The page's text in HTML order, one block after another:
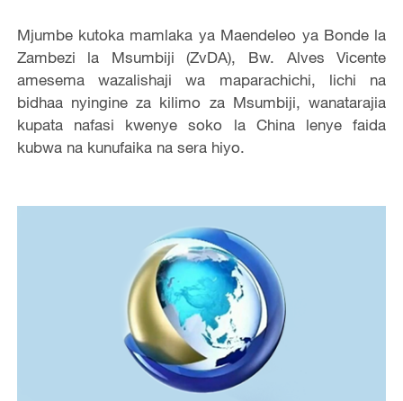
Mjumbe kutoka mamlaka ya Maendeleo ya Bonde la
Zambezi la Msumbiji (ZvDA), Bw. Alves Vicente
amesema wazalishaji wa maparachichi, lichi na
bidhaa nyingine za kilimo za Msumbiji, wanatarajia
kupata nafasi kwenye soko la China lenye faida
kubwa na kunufaika na sera hiyo.